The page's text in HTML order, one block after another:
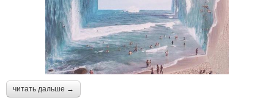
читать дальше →